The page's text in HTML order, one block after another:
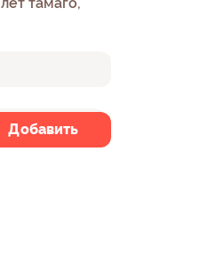
8 шт.
Добавить